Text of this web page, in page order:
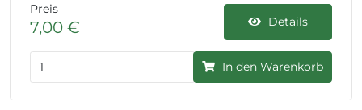
Preis
7,00 € Details
In den Warenkorb